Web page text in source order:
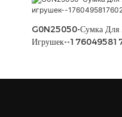
G0N25050-Сумка Для
Игрушек--